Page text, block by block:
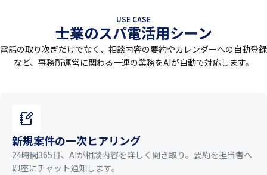
USE CASE
士業のスパ電活用シーン
電話の取り次ぎだけでなく、相談内容の要約やカレンダーへの自動登録
など、事務所運営に関わる一連の業務をAIが自動で対応します。
新規案件の一次ヒアリング
24時間365日、AIが相談内容を詳しく聞き取り。要約を担当者へ
即座にチャット通知します。